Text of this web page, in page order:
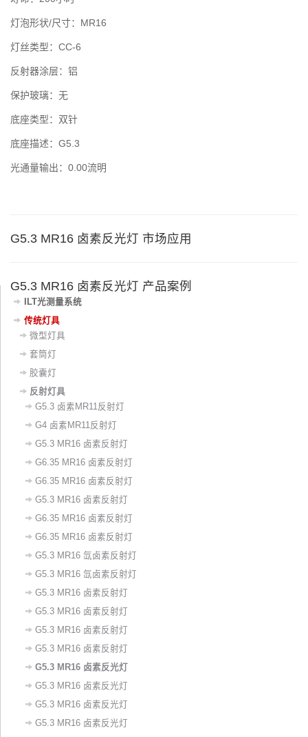
灯泡形状/尺寸：MR16
灯丝类型：CC-6
反射器涂层：铝
保护玻璃：无‌
底座类型：双针
底座描述：G5.3
‌光通量输出‌：0.00流明
‌G5.3 MR16 卤素反光灯‌ 市场应用
‌G5.3 MR16 卤素反光灯‌ 产品案例
ILT光测量系统
传统灯具
微型灯具
套筒灯
胶囊灯
反射灯具
G5.3 卤素MR11反射灯
G4 卤素MR11反射灯
G5.3 MR16 卤素反射灯
G6.35 MR16 卤素反射灯
G6.35 MR16 卤素反射灯
G5.3 MR16 卤素反射灯
G6.35 MR16 卤素反射灯
G6.35 MR16 卤素反射灯
G5.3 MR16 氙卤素反射灯
G5.3 MR16 氙卤素反射灯
G5.3 MR16 卤素反射灯
G5.3 MR16 卤素反射灯
G5.3 MR16 卤素反射灯
G5.3 MR16 卤素反射灯
‌G5.3 MR16 卤素反光灯‌
​G5.3 MR16 卤素反光灯
G5.3 MR16 卤素反光灯
G5.3 MR16 卤素反光灯